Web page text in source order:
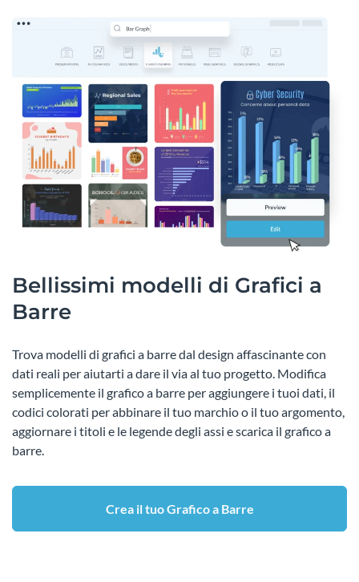
Bellissimi modelli di Grafici a
Barre
Trova modelli di grafici a barre dal design affascinante con
dati reali per aiutarti a dare il via al tuo progetto. Modifica
semplicemente il grafico a barre per aggiungere i tuoi dati, il
codici colorati per abbinare il tuo marchio o il tuo argomento,
aggiornare i titoli e le legende degli assi e scarica il grafico a
barre.
Crea il tuo Grafico a Barre